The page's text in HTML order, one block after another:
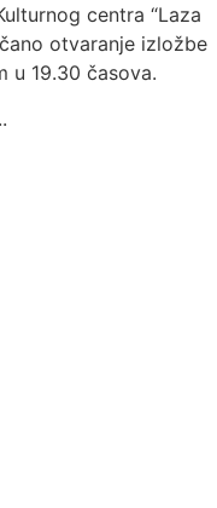
centra “Laza
otvaranje izložbe
u 19.30 časova.